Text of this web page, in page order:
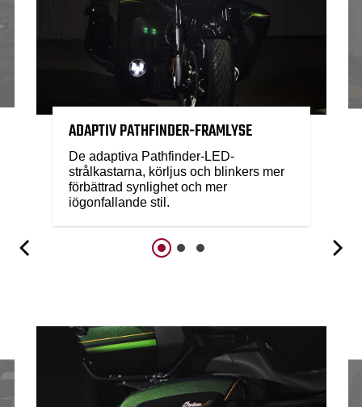
ADAPTIV PATHFINDER-FRAMLYSE
De adaptiva Pathfinder-LED-
strålkastarna, körljus och blinkers mer
förbättrad synlighet och mer
iögonfallande stil.